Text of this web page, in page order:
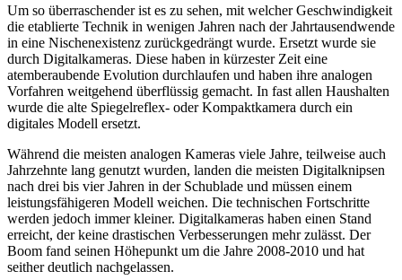
Um so überraschender ist es zu sehen, mit welcher Geschwindigkeit
die etablierte Technik in wenigen Jahren nach der Jahrtausendwende
in eine Nischenexistenz zurückgedrängt wurde. Ersetzt wurde sie
durch Digitalkameras. Diese haben in kürzester Zeit eine
atemberaubende Evolution durchlaufen und haben ihre analogen
Vorfahren weitgehend überflüssig gemacht. In fast allen Haushalten
wurde die alte Spiegelreflex- oder Kompaktkamera durch ein
digitales Modell ersetzt.
Während die meisten analogen Kameras viele Jahre, teilweise auch
Jahrzehnte lang genutzt wurden, landen die meisten Digitalknipsen
nach drei bis vier Jahren in der Schublade und müssen einem
leistungsfähigeren Modell weichen. Die technischen Fortschritte
werden jedoch immer kleiner. Digitalkameras haben einen Stand
erreicht, der keine drastischen Verbesserungen mehr zulässt. Der
Boom fand seinen Höhepunkt um die Jahre 2008-2010 und hat
seither deutlich nachgelassen.